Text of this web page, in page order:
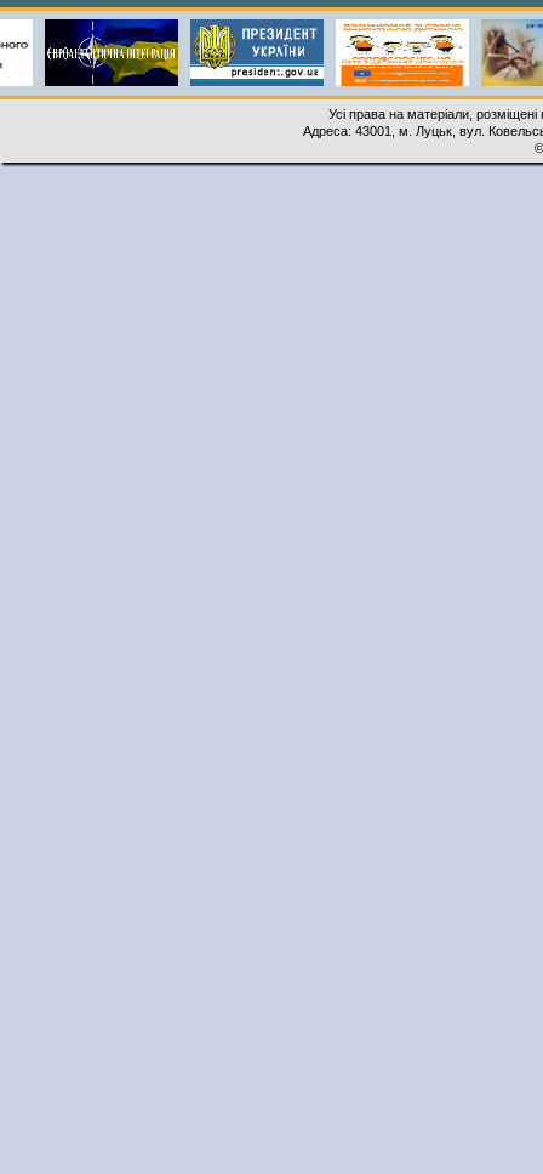
Усі права на матеріали,
Адреса: 43001, м. Луцьк, вул.